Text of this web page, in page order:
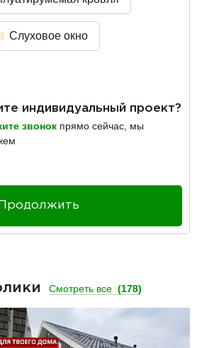
Слуховое окно
индивидуальный проект?
звонок прямо сейчас, мы
Продолжить
Смотреть все (178)